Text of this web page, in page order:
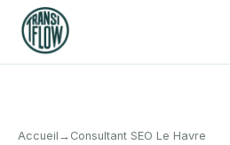
Accueil → Consultant SEO Le Havre